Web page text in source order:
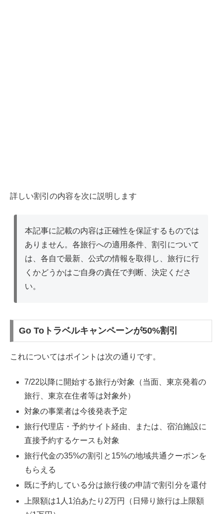
詳しい割引の内容を次に説明します
本記事に記載の内容は正確性を保証するものでは
ありません。各旅行への適用条件、割引について
は、各自で最新、公式の情報を取得し、旅行に行
くかどうかはご自身の責任で判断、決定くださ
い。
Go Toトラベルキャンペーンが50%割引
これについてはポイントは次の通りです。
7/22以降に開始する旅行が対象（当面、東京発着の
旅行、東京在住者等は対象外）
対象の事業者は今後発表予定
旅行代理店・予約サイト経由、または、宿泊施設に
直接予約するケースも対象
旅行代金の35%の割引と15%の地域共通クーポンを
もらえる
既に予約している分は旅行後の申請で割引分を還付
上限額は1人1泊あたり2万円（日帰り旅行は上限額